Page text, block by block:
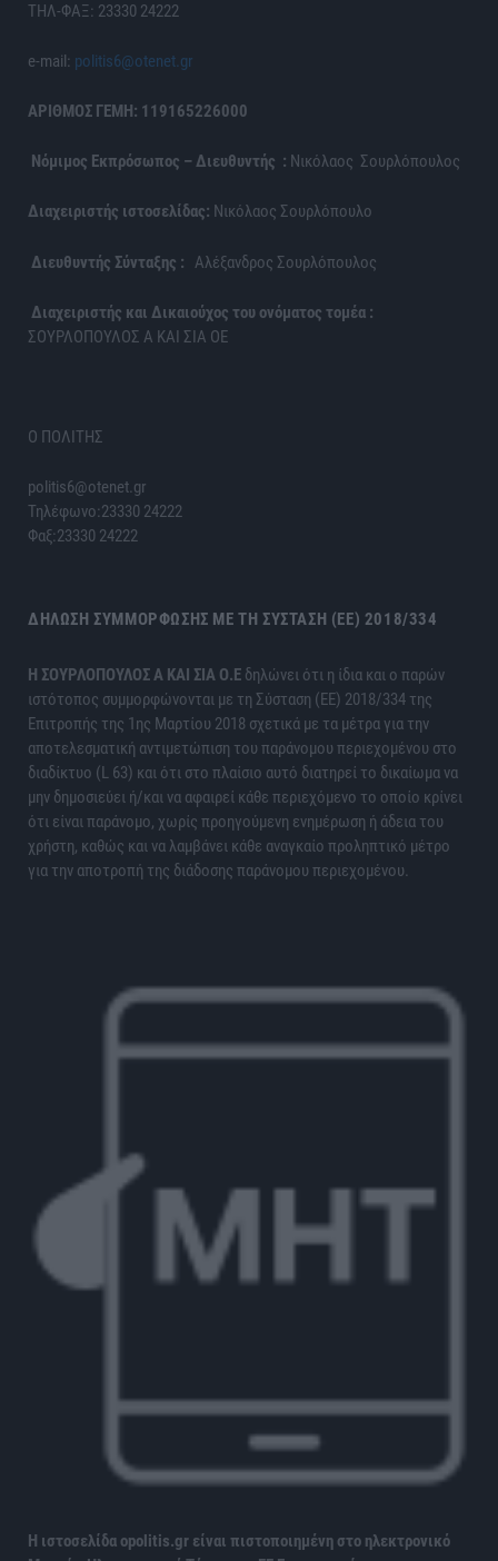
ΤΗΛ-ΦΑΞ: 23330 24222
e-mail: politis6@otenet.gr
ΑΡΙΘΜΟΣ ΓΕΜΗ: 119165226000
Νόμιμος Εκπρόσωπος – Διευθυντής : Νικόλαος Σουρλόπουλος
Διαχειριστής ιστοσελίδας: Νικόλαος Σουρλόπουλο
Διευθυντής Σύνταξης : Αλέξανδρος Σουρλόπουλος
Διαχειριστής και Δικαιούχος του ονόματος τομέα :
ΣΟΥΡΛΟΠΟΥΛΟΣ Α ΚΑΙ ΣΙΑ ΟΕ
Ο ΠΟΛΙΤΗΣ
politis6@otenet.gr
Τηλέφωνο:23330 24222
Φαξ:23330 24222
ΔΉΛΩΣΗ ΣΥΜΜΌΡΦΩΣΗΣ ΜΕ ΤΗ ΣΎΣΤΑΣΗ (ΕΕ) 2018/334
H ΣΟΥΡΛΟΠΟΥΛΟΣ Α ΚΑΙ ΣΙΑ Ο.Ε δηλώνει ότι η ίδια και ο παρών
ιστότοπος συμμορφώνονται με τη Σύσταση (ΕΕ) 2018/334 της
Επιτροπής της 1ης Μαρτίου 2018 σχετικά με τα μέτρα για την
αποτελεσματική αντιμετώπιση του παράνομου περιεχομένου στο
διαδίκτυο (L 63) και ότι στο πλαίσιο αυτό διατηρεί το δικαίωμα να
μην δημοσιεύει ή/και να αφαιρεί κάθε περιεχόμενο το οποίο κρίνει
ότι είναι παράνομο, χωρίς προηγούμενη ενημέρωση ή άδεια του
χρήστη, καθώς και να λαμβάνει κάθε αναγκαίο προληπτικό μέτρο
για την αποτροπή της διάδοσης παράνομου περιεχομένου.
Η ιστοσελίδα opolitis.gr είναι πιστοποιημένη στο ηλεκτρονικό